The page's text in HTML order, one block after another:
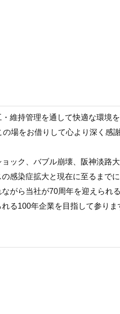
維持管理を通して快適な環境
場をお借りして心より深く感
ック、バブル崩壊、阪神淡路
感染症拡大と現在に至るまでに
がら当社が70周年を迎えられ
る100年企業を目指して参りま